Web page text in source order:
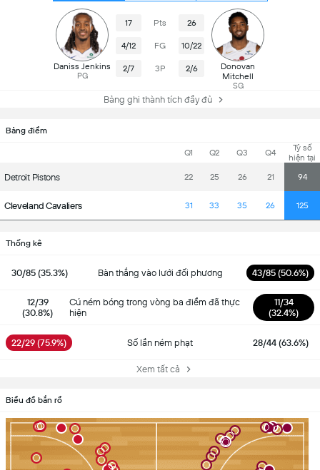
Bảng điểm
Q1 Q2 Q3 Q4
Tỷ số
hiện tại
Detroit Pistons 22 25 26 21 94
Cleveland Cavaliers 31 33 35 26 125
Daniss Jenkins
PG
17 Pts 26
4/12 FG 10/22
2/7 3P 2/6
Donovan
Mitchell
SG
Bảng ghi thành tích đầy đủ
Thống kê
30/85 (35.3%) Bàn thắng vào lưới đối phương 43/85 (50.6%)
12/39
(30.8%)
Cú ném bóng trong vòng ba điểm đã thực
hiện
11/34
(32.4%)
22/29 (75.9%) Số lần ném phạt 28/44 (63.6%)
Xem tất cả
Biểu đồ bắn rổ